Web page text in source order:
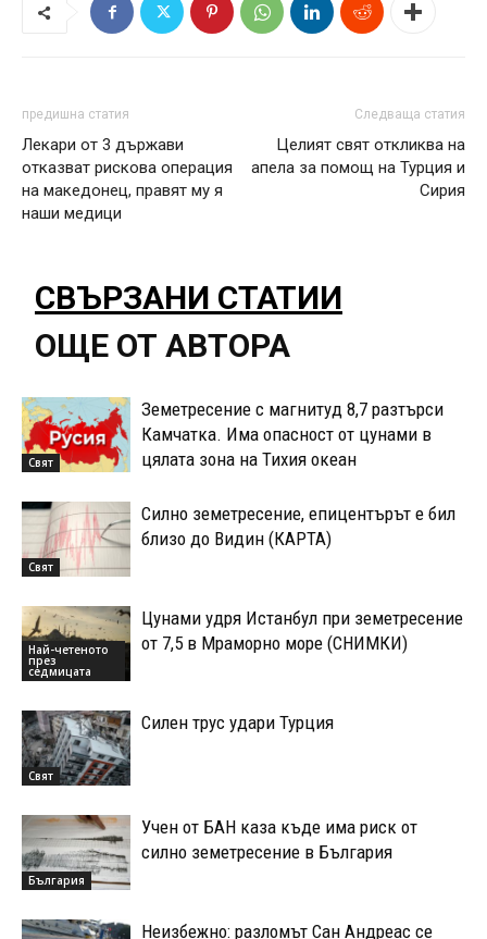
предишна статия
Лекари от 3 държави
отказват рискова операция
на македонец, правят му я
наши медици
Следваща статия
Целият свят откликва на
апела за помощ на Турция и
Сирия
СВЪРЗАНИ СТАТИИ
ОЩЕ ОТ АВТОРА
Свят
Земетресение с магнитуд 8,7 разтърси
Камчатка. Има опасност от цунами в
цялата зона на Тихия океан
Свят
Силно земетресение, епицентърът е бил
близо до Видин (КАРТА)
Най-четеното
през
седмицата
Цунами удря Истанбул при земетресение
от 7,5 в Мраморно море (СНИМКИ)
Свят
Силен трус удари Турция
България
Учен от БАН каза къде има риск от
силно земетресение в България
Неизбежно: разломът Сан Андреас се